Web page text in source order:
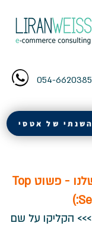
054-6620385
של אטסי
שאפו ללקוחות שלנו - פשוט Top
הקליקו על שם